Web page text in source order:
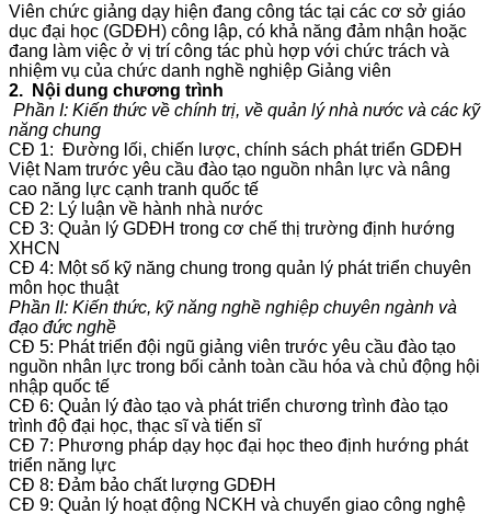
Viên chức giảng dạy hiện đang công tác tại các cơ sở giáo
dục đại học (GDĐH) công lập, có khả năng đảm nhận hoặc
đang làm việc ở vị trí công tác phù hợp với chức trách và
nhiệm vụ của chức danh nghề nghiệp Giảng viên
2. Nội dung chương trình
Phần I: Kiến thức về chính trị, về quản lý nhà nước và các kỹ
năng chung
CĐ 1: Đường lối, chiến lược, chính sách phát triển GDĐH
Việt Nam trước yêu cầu đào tạo nguồn nhân lực và nâng
cao năng lực cạnh tranh quốc tế
CĐ 2: Lý luận về hành nhà nước
CĐ 3: Quản lý GDĐH trong cơ chế thị trường định hướng
XHCN
CĐ 4: Một số kỹ năng chung trong quản lý phát triển chuyên
môn học thuật
Phần II: Kiến thức, kỹ năng nghề nghiệp chuyên ngành và
đạo đức nghề
CĐ 5: Phát triển đội ngũ giảng viên trước yêu cầu đào tạo
nguồn nhân lực trong bối cảnh toàn cầu hóa và chủ động hội
nhập quốc tế
CĐ 6: Quản lý đào tạo và phát triển chương trình đào tạo
trình độ đại học, thạc sĩ và tiến sĩ
CĐ 7: Phương pháp dạy học đại học theo định hướng phát
triển năng lực
CĐ 8: Đảm bảo chất lượng GDĐH
CĐ 9: Quản lý hoạt động NCKH và chuyển giao công nghệ